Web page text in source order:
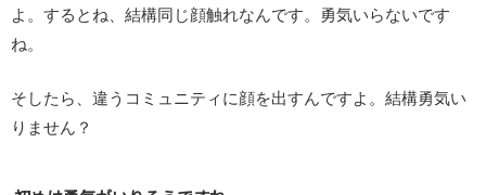
よ。するとね、結構同じ顔触れなんです。勇気いらないです
ね。
そしたら、違うコミュニティに顔を出すんですよ。結構勇気い
りません？